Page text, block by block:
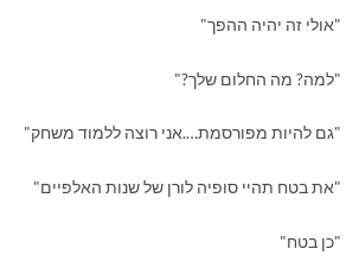
"אולי זה יהיה ההפך"
"למה? מה החלום שלך?"
"גם להיות מפורסמת….אני רוצה ללמוד משחק"
"את בטח תהיי סופיה לורן של שנות האלפיים"
"כן בטח"